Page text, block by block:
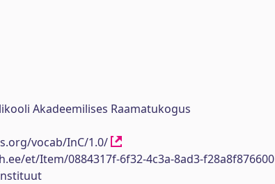
Akadeemilises Raamatukogus
vocab/InC/1.0/
et/Item/0884317f-6f32-4c3a-8ad3-f28a8f876600